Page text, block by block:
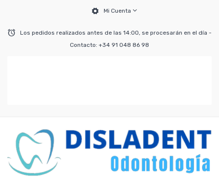
Mi Cuenta
Los pedidos realizados antes de las 14:00, se procesarán en el día -
Contacto: +34 91 048 86 98